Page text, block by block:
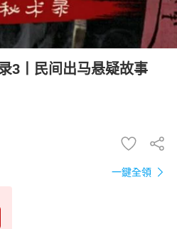
3丨民间出马悬疑故事
一鍵全領